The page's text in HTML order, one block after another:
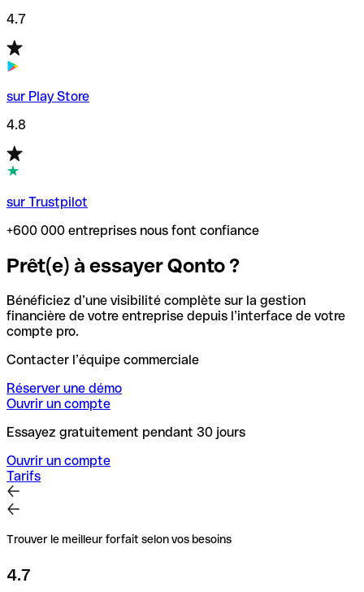
4.7
sur Play Store
4.8
sur Trustpilot
+600 000 entreprises nous font confiance
Prêt(e) à essayer Qonto ?
Bénéficiez d’une visibilité complète sur la gestion
financière de votre entreprise depuis l’interface de votre
compte pro.
Contacter l’équipe commerciale
Réserver une démo
Ouvrir un compte
Essayez gratuitement pendant 30 jours
Ouvrir un compte
Tarifs
Trouver le meilleur forfait selon vos besoins
4.7